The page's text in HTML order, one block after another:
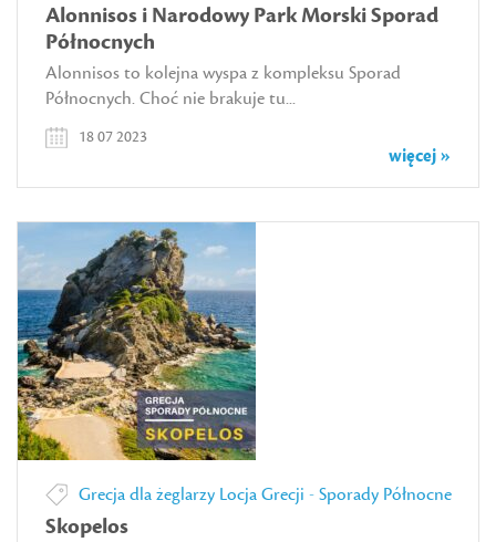
Alonnisos i Narodowy Park Morski Sporad
Północnych
Alonnisos to kolejna wyspa z kompleksu Sporad
Północnych. Choć nie brakuje tu...
więcej »
18 07 2023
Grecja dla żeglarzy Locja Grecji - Sporady Północne
Skopelos